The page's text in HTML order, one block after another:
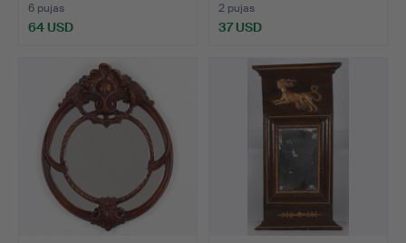
6 pujas
64 USD
2 pujas
37 USD